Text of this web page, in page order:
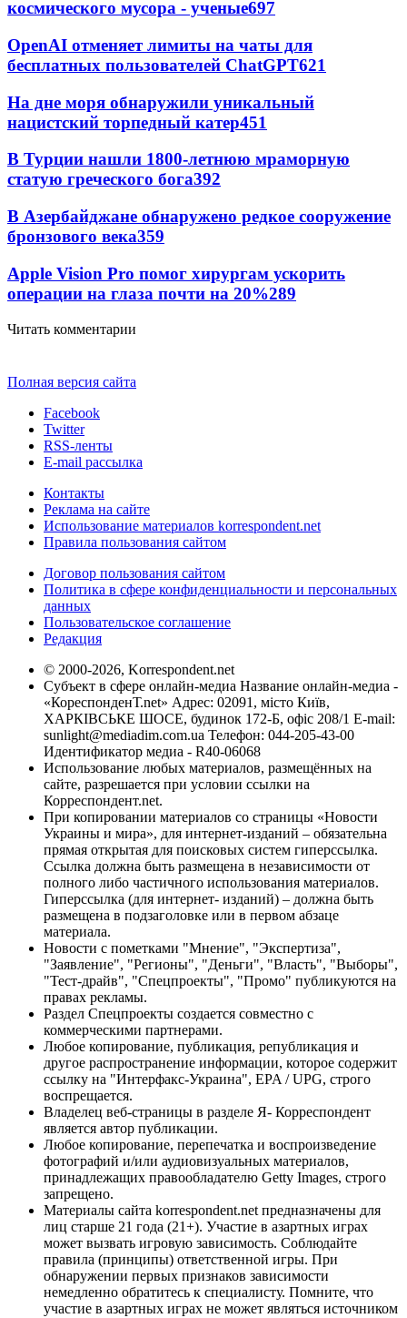
космического мусора - ученые697
OpenAI отменяет лимиты на чаты для
бесплатных пользователей ChatGPT621
На дне моря обнаружили уникальный
нацистский торпедный катер451
В Турции нашли 1800-летнюю мраморную
статую греческого бога392
В Азербайджане обнаружено редкое сооружение
бронзового века359
Apple Vision Pro помог хирургам ускорить
операции на глаза почти на 20%289
Читать комментарии
Полная версия сайта
Facebook
Twitter
RSS-ленты
E-mail рассылка
Контакты
Реклама на сайте
Использование материалов korrespondent.net
Правила пользования сайтом
Договор пользования сайтом
Политика в сфере конфиденциальности и персональных
данных
Пользовательское соглашение
Редакция
© 2000-2026, Korrespondent.net
Субъект в сфере онлайн-медиа Название онлайн-медиа -
«КореспонденТ.net» Адрес: 02091, місто Київ,
ХАРКІВСЬКЕ ШОСЕ, будинок 172-Б, офіс 208/1 E-mail:
sunlight@mediadim.com.ua Телефон: 044-205-43-00
Идентификатор медиа - R40-06068
Использование любых материалов, размещённых на
сайте, разрешается при условии ссылки на
Корреспондент.net.
При копировании материалов со страницы «Новости
Украины и мира», для интернет-изданий – обязательна
прямая открытая для поисковых систем гиперссылка.
Ссылка должна быть размещена в независимости от
полного либо частичного использования материалов.
Гиперссылка (для интернет- изданий) – должна быть
размещена в подзаголовке или в первом абзаце
материала.
Новости с пометками "Мнение", "Экспертиза",
"Заявление", "Регионы", "Деньги", "Власть", "Выборы",
"Тест-драйв", "Спецпроекты", "Промо" публикуются на
правах рекламы.
Раздел Спецпроекты создается совместно с
коммерческими партнерами.
Любое копирование, публикация, републикация и
другое распространение информации, которое содержит
ссылку на "Интерфакс-Украина", EPA / UPG, строго
воспрещается.
Владелец веб-страницы в разделе Я- Корреспондент
является автор публикации.
Любое копирование, перепечатка и воспроизведение
фотографий и/или аудиовизуальных материалов,
принадлежащих правообладателю Getty Images, строго
запрещено.
Материалы сайта korrespondent.net предназначены для
лиц старше 21 года (21+). Участие в азартных играх
может вызвать игровую зависимость. Соблюдайте
правила (принципы) ответственной игры. При
обнаружении первых признаков зависимости
немедленно обратитесь к специалисту. Помните, что
участие в азартных играх не может являться источником